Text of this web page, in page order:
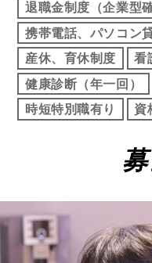
退職金制度（企業型
携帯電話、パソコン
産休、育休制度
看
健康診断（年一回）
時短特別職有り
資
募